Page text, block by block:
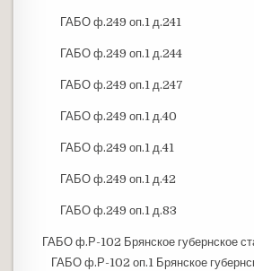
ГАБО ф.249 оп.1 д.241
ГАБО ф.249 оп.1 д.244
ГАБО ф.249 оп.1 д.247
ГАБО ф.249 оп.1 д.40
ГАБО ф.249 оп.1 д.41
ГАБО ф.249 оп.1 д.42
ГАБО ф.249 оп.1 д.83
ГАБО ф.Р-102 Брянское губернское
ГАБО ф.Р-102 оп.1 Брянское